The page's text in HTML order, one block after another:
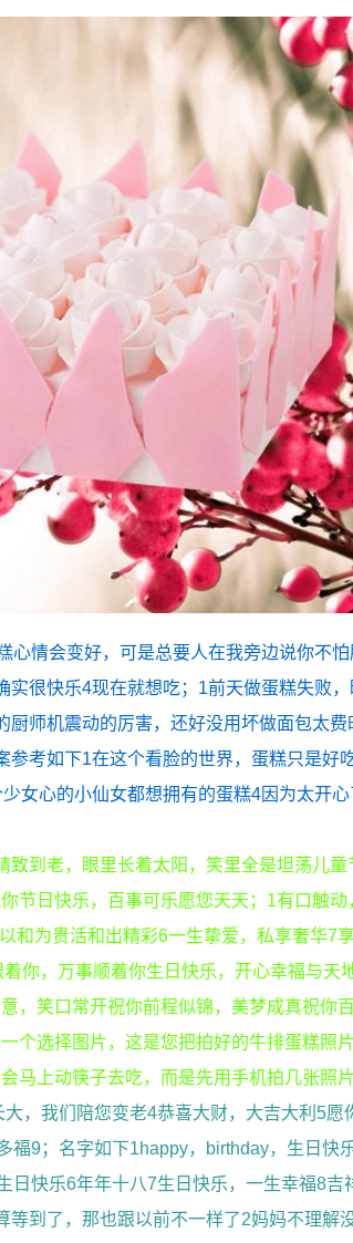
心情会变好，可是总要人在我旁边说你不
很快乐4现在就想吃；1前天做蛋糕失败
师机震动的厉害，还好没用坏做面包太费
考如下1在这个看脸的世界，蛋糕只是好
女心的小仙女都想拥有的蛋糕4因为太开
到老，眼里长着太阳，笑里全是坦荡儿童
节日快乐，百事可乐愿您天天；1有口触动
和为贵活和出精彩6一生挚爱，私享奢华7享
你，万事顺着你生日快乐，开心幸福与天
，笑口常开祝你前程似锦，美梦成真祝你百
个选择图片，这是您把拍好的牛排蛋糕照
马上动筷子去吃，而是先用手机拍几张照片
，我们陪您变老4恭喜大财，大吉大利5愿
福9；名字如下1happy，birthday，生日快
快乐6年年十八7生日快乐，一生幸福8吉
到了，那也跟以前不一样了2妈妈不理解